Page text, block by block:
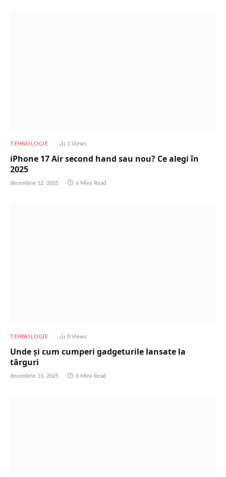
TEHNOLOGIE 1 Views
iPhone 17 Air second hand sau nou? Ce alegi în
2025
decembrie 12, 2025 6 Mins Read
TEHNOLOGIE 0 Views
Unde și cum cumperi gadgeturile lansate la
târguri
decembrie 11, 2025 6 Mins Read